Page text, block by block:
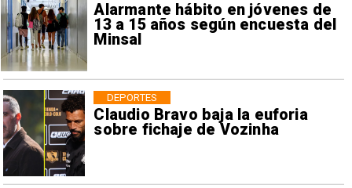
Alarmante hábito en jóvenes de
13 a 15 años según encuesta del
Minsal
Claudio Bravo baja la euforia
sobre fichaje de Vozinha
DEPORTES